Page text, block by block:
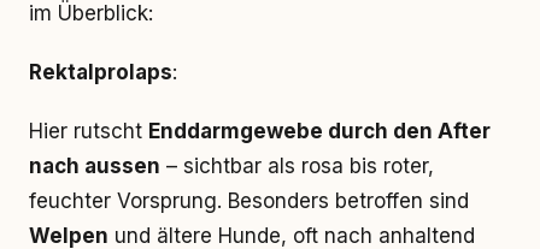
im Überblick:
Rektalprolaps:
Hier rutscht Enddarmgewebe durch den After
nach aussen – sichtbar als rosa bis roter,
feuchter Vorsprung. Besonders betroffen sind
Welpen und ältere Hunde, oft nach anhaltend